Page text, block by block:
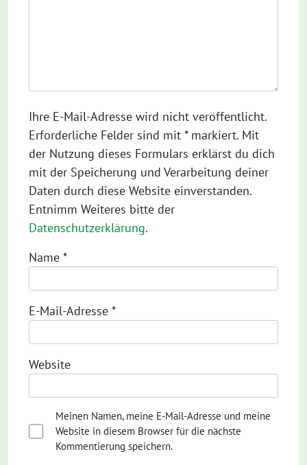
Ihre E-Mail-Adresse wird nicht veröffentlicht.
Erforderliche Felder sind mit * markiert. Mit
der Nutzung dieses Formulars erklärst du dich
mit der Speicherung und Verarbeitung deiner
Daten durch diese Website einverstanden.
Entnimm Weiteres bitte der
Datenschutzerklärung.
Name *
E-Mail-Adresse *
Website
Meinen Namen, meine E-Mail-Adresse und meine
Website in diesem Browser für die nächste
Kommentierung speichern.